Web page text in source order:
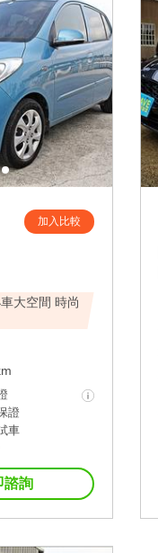
加入比較
大空間 時尚
證
車
諮詢